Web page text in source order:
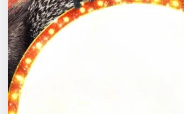
События
Города
Площадки
Артисты